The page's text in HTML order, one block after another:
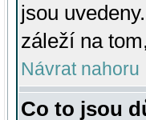
jsou
záleží na
Návrat nahoru
Co to jsou